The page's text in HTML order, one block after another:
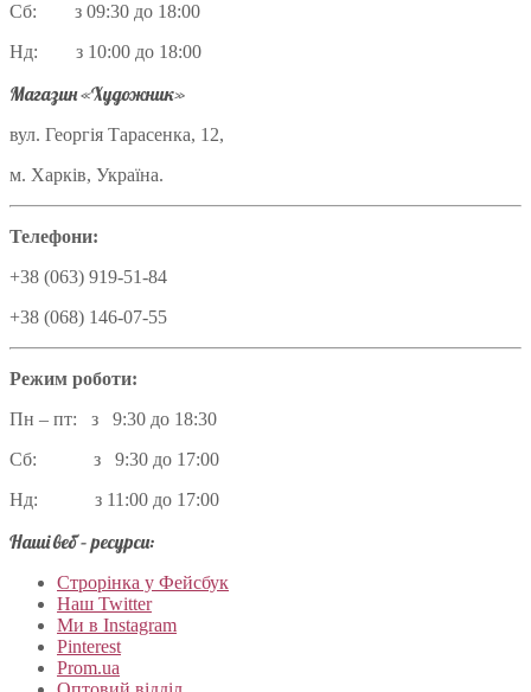
Сб: з 09:30 до 18:00
Нд: з 10:00 до 18:00
Магазин «Художник»
вул. Георгія Тарасенка, 12,
м. Харків, Україна.
Телефони:
+38 (063) 919-51-84
+38 (068) 146-07-55
Режим роботи:
Пн – пт: з 9:30 до 18:30
Сб: з 9:30 до 17:00
Нд: з 11:00 до 17:00
Наші веб – ресурси:
Строрінка у Фейсбук
Наш Twitter
Ми в Instagram
Pinterest
Prom.ua